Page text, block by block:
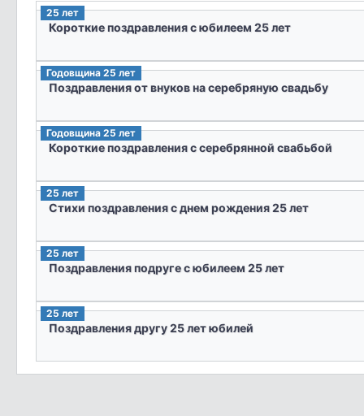
25 лет
Короткие поздравления с юбилеем 25 лет
Годовщина 25 лет
Поздравления от внуков на серебряную свадьбу
Годовщина 25 лет
Короткие поздравления с серебрянной свабьбой
25 лет
Стихи поздравления с днем рождения 25 лет
25 лет
Поздравления подруге с юбилеем 25 лет
25 лет
Поздравления другу 25 лет юбилей